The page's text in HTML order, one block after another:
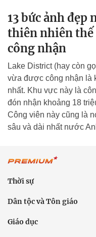
13 bức ảnh đẹp
thiên nhiên thế
công nhận
Lake District (hay còn
vừa được công nhận là
nhất. Khu vực này là
đón nhận khoảng 18
Công viên này cũng là
sâu và dài nhất nước
Thời sự
Dân tộc và Tôn giáo
Giáo dục